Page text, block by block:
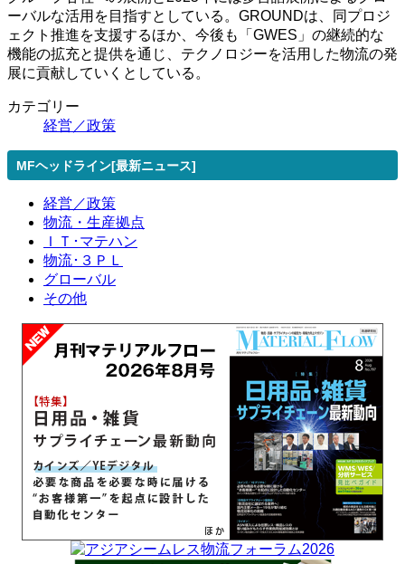
ーバルな活用を目指すとしている。GROUNDは、同プロジ
ェクト推進を支援するほか、今後も「GWES」の継続的な
機能の拡充と提供を通じ、テクノロジーを活用した物流の発
展に貢献していくとしている。
カテゴリー
経営／政策
MFヘッドライン[最新ニュース]
経営／政策
物流・生産拠点
ＩＴ･マテハン
物流･３ＰＬ
グローバル
その他